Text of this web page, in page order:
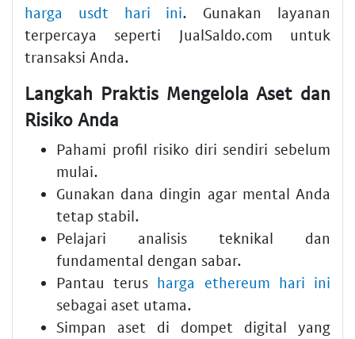
harga usdt hari ini. Gunakan layanan
terpercaya seperti JualSaldo.com untuk
transaksi Anda.
Langkah Praktis Mengelola Aset dan
Risiko Anda
Pahami profil risiko diri sendiri sebelum
mulai.
Gunakan dana dingin agar mental Anda
tetap stabil.
Pelajari analisis teknikal dan
fundamental dengan sabar.
Pantau terus harga ethereum hari ini
sebagai aset utama.
Simpan aset di dompet digital yang